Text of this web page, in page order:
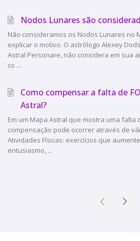
Nodos Lunares são
Não consideramos os Nodos Lunares no
explicar o motivo. O astrólogo Alexey
Astral Personare, não considera em sua
co ...
Como compensar a falta de
Astral?
Em um Mapa Astral que mostra uma falta
compensação pode ocorrer através de
Atividades Físicas: exercícios que
entusiasmo, ...